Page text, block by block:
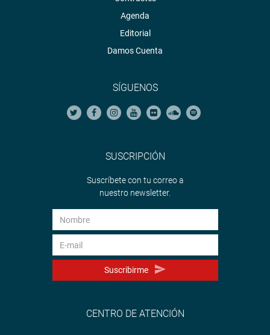
Agenda
Editorial
Damos Cuenta
SÍGUENOS
SUSCRIPCIÓN
Suscríbete con tu correo a
nuestro newsletter.
Suscribirme
CENTRO DE ATENCIÓN